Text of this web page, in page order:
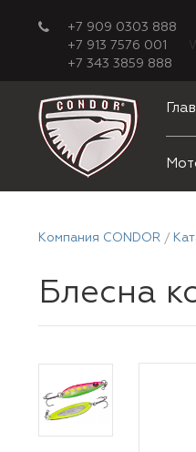
+7 909 0303 888
+7 913 7576 001
+7 343 3859 888
Компания CONDOR
Блесна